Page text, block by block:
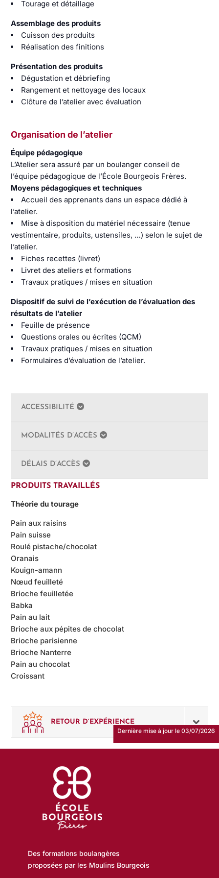
Tourage et détaillage
Assemblage des produits
Cuisson des produits
Réalisation des finitions
Présentation des produits
Dégustation et débriefing
Rangement et nettoyage des locaux
Clôture de l’atelier avec évaluation
Organisation de l’atelier
Équipe pédagogique
L’Atelier sera assuré par un boulanger conseil de
l’équipe pédagogique de l’École Bourgeois Frères.
Moyens pédagogiques et techniques
Accueil des apprenants dans un espace dédié à
l’atelier.
Mise à disposition du matériel nécessaire (tenue
vestimentaire, produits, ustensiles, …) selon le sujet de
l’atelier.
Fiches recettes (livret)
Livret des ateliers et formations
Travaux pratiques / mises en situation
Dispositif de suivi de l’exécution de l’évaluation des
résultats de l’atelier
Feuille de présence
Questions orales ou écrites (QCM)
Travaux pratiques / mises en situation
Formulaires d’évaluation de l’atelier.
ACCESSIBILITÉ
MODALITÉS D’ACCÈS
DÉLAIS D’ACCÈS
PRODUITS TRAVAILLÉS
Théorie du tourage
Pain aux raisins
Pain suisse
Roulé pistache/chocolat
Oranais
Kouign-amann
Nœud feuilleté
Brioche feuilletée
Babka
Pain au lait
Brioche aux pépites de chocolat
Brioche parisienne
Brioche Nanterre
Pain au chocolat
Croissant
RETOUR D’EXPÉRIENCE
Dernière mise à jour le 03/07/2026
Des formations boulangères
proposées par les Moulins Bourgeois